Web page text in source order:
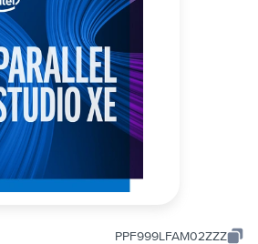
PPF999LFAM02ZZZ